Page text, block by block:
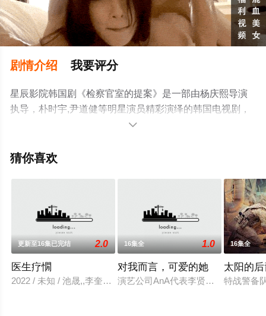
剧情介绍 我要评分
星辰影院韩国剧《检察官室的提案》是一部由杨庆熙导演
执导，朴时宇,尹道健等明星演员精彩演绎的韩国电视剧，
大结局剧情已揭晓（1-10全集），手机免费观看高清未删
步至豆瓣电视剧、电视猫或剧情网等平台了解。

猜你喜欢
更新至16集已完结 2.0
医生疗憪
2022 / 未知 / 池晟,,李奎炯,李世荣
16集全 1.0
对我而言，可爱的她
演艺公司AnA代表李贤旭（Rain 饰
16集全
太阳的
特战警备